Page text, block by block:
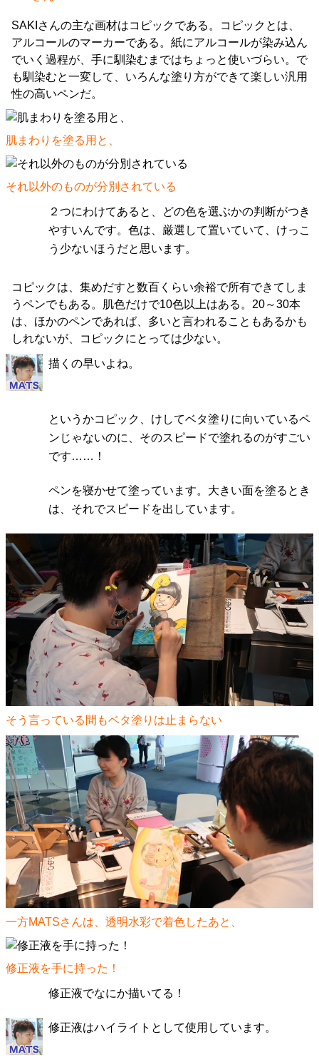
SAKIさんの主な画材はコピックである。コピックとは、
アルコールのマーカーである。紙にアルコールが染み込ん
でいく過程が、手に馴染むまではちょっと使いづらい。で
も馴染むと一変して、いろんな塗り方ができて楽しい汎用
性の高いペンだ。
肌まわりを塗る用と、
それ以外のものが分別されている
２つにわけてあると、どの色を選ぶかの判断がつき
やすいんです。色は、厳選して置いていて、けっこ
う少ないほうだと思います。
コピックは、集めだすと数百くらい余裕で所有できてしま
うペンでもある。肌色だけで10色以上はある。20～30本
は、ほかのペンであれば、多いと言われることもあるかも
しれないが、コピックにとっては少ない。
描くの早いよね。
というかコピック、けしてベタ塗りに向いているペ
ンじゃないのに、そのスピードで塗れるのがすごい
です……！
ペンを寝かせて塗っています。大きい面を塗るとき
は、それでスピードを出しています。
そう言っている間もベタ塗りは止まらない
一方MATSさんは、透明水彩で着色したあと、
修正液を手に持った！
修正液でなにか描いてる！
修正液はハイライトとして使用しています。